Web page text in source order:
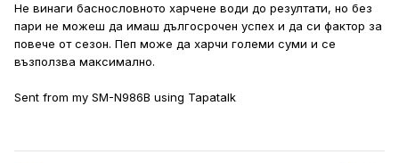
Не винаги баснословното харчене води до резултати, но без
пари не можеш да имаш дългосрочен успех и да си фактор за
повече от сезон. Пеп може да харчи големи суми и се
възползва максимално.
Sent from my SM-N986B using Tapatalk